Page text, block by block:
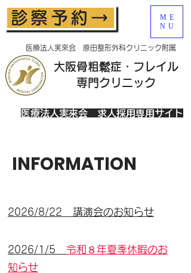
診察予約→
ME
NU
大阪骨粗鬆症・フレイル
​専門クリニック
医療法人実來会 原田整形外科クリニック附属
医療法人実來会 求人採用専用サイト
INFORMATION
2026/8/22 講演会のお知らせ
2026/1/5 令和８年夏季休暇のお
知らせ